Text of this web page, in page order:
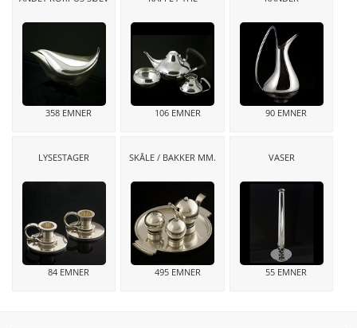
358 EMNER 106 EMNER 90 EMNER
LYSESTAGER
84 EMNER
SKÅLE / BAKKER MM.
495 EMNER
VASER
55 EMNER